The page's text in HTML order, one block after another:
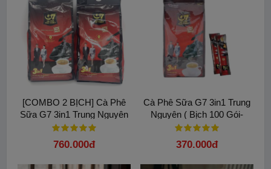
[COMBO 2 BỊCH] Cà Phê
Sữa G7 3in1 Trung Nguyên
( Bịch 100 Gói x 16gam).
760.000đ
Cà Phê Sữa G7 3in1 Trung
Nguyên ( Bịch 100 Gói-
16gam)
370.000đ